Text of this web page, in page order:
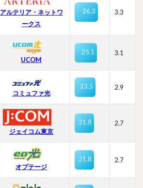
アルテリア・ネットワ
ークス
26.3 3.3
UCOM
25.1 3.1
コミュファ光
23.5 2.9
ジェイコム東京
21.8 2.7
オプテージ
21.8 2.7